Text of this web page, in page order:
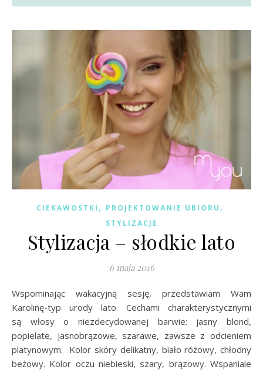
CIEKAWOSTKI , PROJEKTOWANIE UBIORU ,
STYLIZACJE
Stylizacja – słodkie lato
6 maja 2016
Wspominając wakacyjną sesję, przedstawiam Wam
Karolinę-typ urody lato. Cechami charakterystycznymi
są włosy o niezdecydowanej barwie: jasny blond,
popielate, jasnobrązowe, szarawe, zawsze z odcieniem
platynowym. Kolor skóry delikatny, biało różowy, chłodny
beżowy. Kolor oczu niebieski, szary, brązowy. Wspaniale